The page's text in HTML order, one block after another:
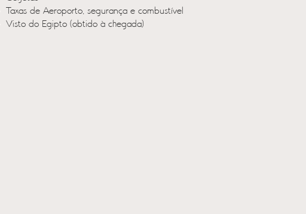
Taxas de Aeroporto, segurança e combustível
Visto do Egipto (obtido à chegada)